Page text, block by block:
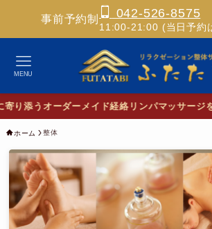
事前予約制 042-526-8575
11:00-21:00 (当日予約
MENU
ホーム 整体